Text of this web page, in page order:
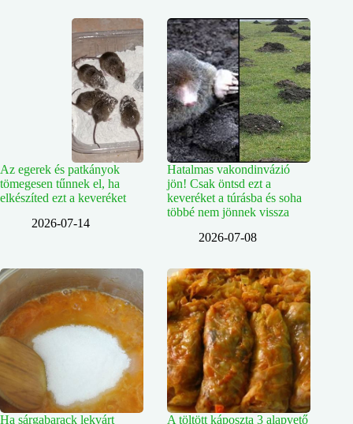
Az egerek és patkányok
tömegesen tűnnek el, ha
elkészíted ezt a keveréket
2026-07-14
Hatalmas vakondinvázió
jön! Csak öntsd ezt a
keveréket a túrásba és soha
többé nem jönnek vissza
2026-07-08
Ha sárgabarack lekvárt A töltött káposzta 3 alapvető